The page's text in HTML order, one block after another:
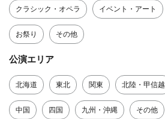
クラシック・オペラ イベント・アート
お祭り その他
公演エリア
北海道 東北 関東 北陸・甲信越
中国 四国 九州・沖縄 その他